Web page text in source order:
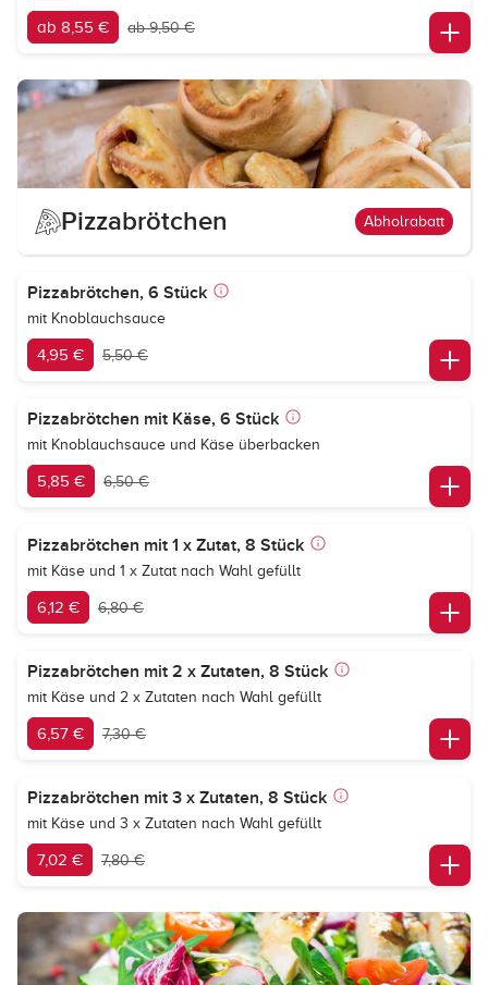
ab 8,55 € ab 9,50 €
Pizzabrötchen Abholrabatt
Pizzabrötchen, 6 Stück
mit Knoblauchsauce
4,95 € 5,50 €
Pizzabrötchen mit Käse, 6 Stück
mit Knoblauchsauce und Käse überbacken
5,85 € 6,50 €
Pizzabrötchen mit 1 x Zutat, 8 Stück
mit Käse und 1 x Zutat nach Wahl gefüllt
6,12 € 6,80 €
Pizzabrötchen mit 2 x Zutaten, 8 Stück
mit Käse und 2 x Zutaten nach Wahl gefüllt
6,57 € 7,30 €
Pizzabrötchen mit 3 x Zutaten, 8 Stück
mit Käse und 3 x Zutaten nach Wahl gefüllt
7,02 € 7,80 €